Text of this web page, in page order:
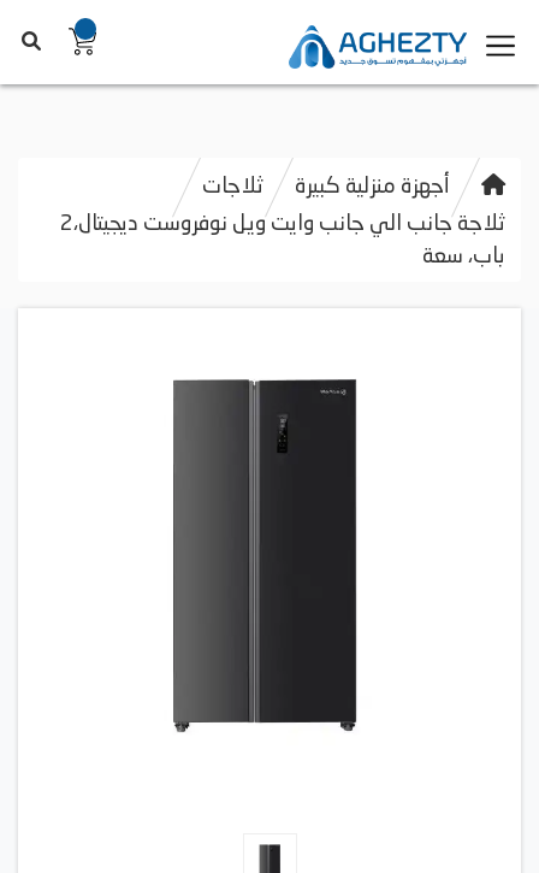
أجهزة منزلية كبيرة
ثلاجات
ثلاجة جانب الي جانب وايت ويل نوفروست ديجيتال،2
باب، سعة